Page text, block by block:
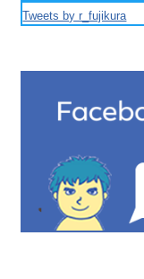
Tweets by r_fujikura